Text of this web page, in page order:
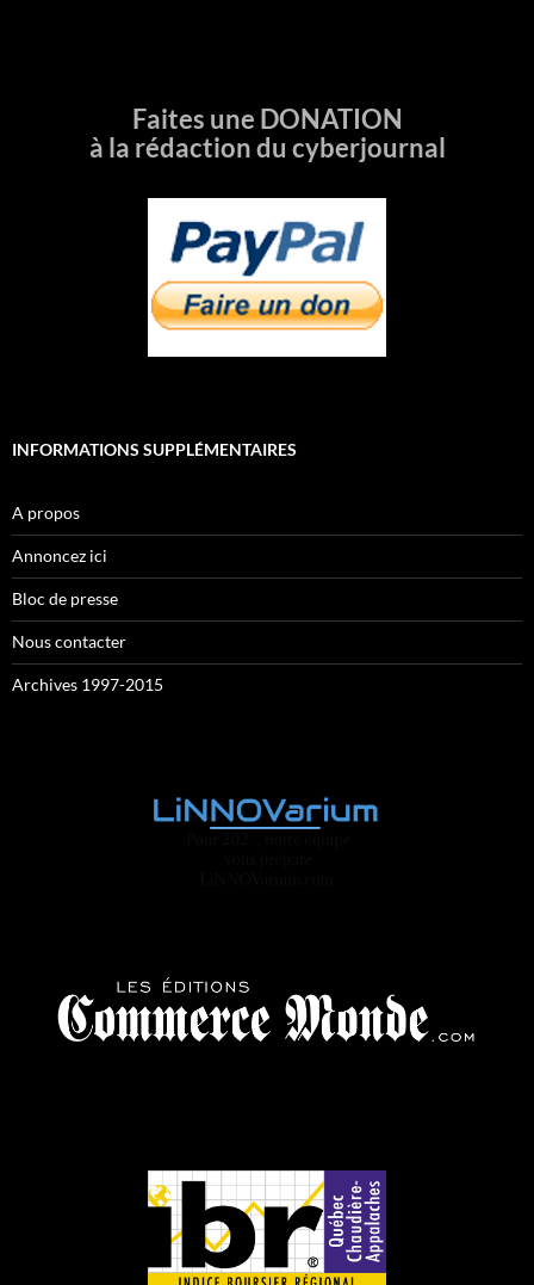
Faites une DONATION
à la rédaction du cyberjournal
INFORMATIONS SUPPLÉMENTAIRES
A propos
Annoncez ici
Bloc de presse
Nous contacter
Archives 1997-2015